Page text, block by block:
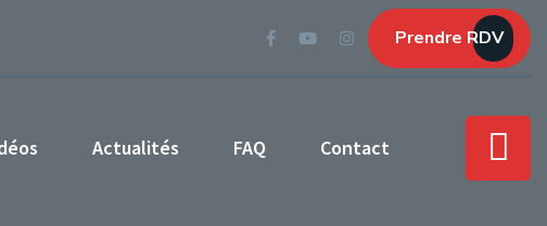
Prendre RDV
Actualités FAQ Contact